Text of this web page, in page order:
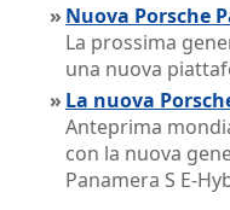
» Nuova Porsche
La prossima
una nuova
» La nuova
Anteprima
con la nuova
Panamera S E-